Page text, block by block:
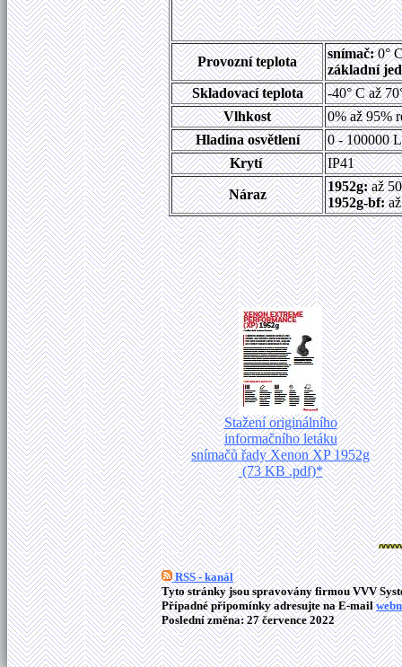
Provozní teplota
snímač:0°
základní
Skladovací teplota
-40° C až
Vlhkost
0% až 95%
Hladina osvětlení
0 - 100000
Krytí
IP41
Náraz
1952g:až
1952g-bf:
Stažení originálního
informačního letáku
snímačů řady Xenon XP 1952g
(73 KB .pdf)*
RSS - kanál
Tyto stránky jsou spravovány firmou VVV
Případné připomínky adresujte na E-mail
Poslední změna: 27 července 2022